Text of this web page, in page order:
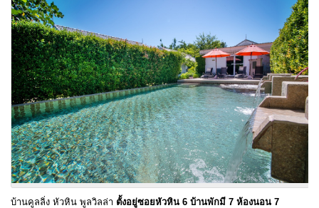
บ้านคูลลิ่ง หัวหิน พูลวิลล่า ตั้งอยู่ซอยหัวหิน 6 บ้านพักมี 7 ห้องนอน 7